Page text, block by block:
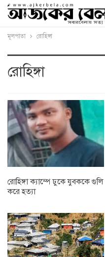
মূলপাতা রোহিঙ্গা
রোহিঙ্গা
রোহিঙ্গা ক্যাম্পে ঢুকে যুবককে গুলি
করে হত্যা